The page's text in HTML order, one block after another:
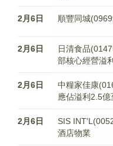
2月6日 順豐同城
2月6日
日清食品
部核心經營溢
2月6日
中糧家佳康
應佔溢利2.5
2月6日
SIS
酒店物業